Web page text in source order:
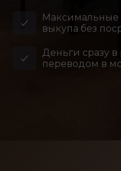
Максимальные
выкупа без
Деньги сразу
переводом в